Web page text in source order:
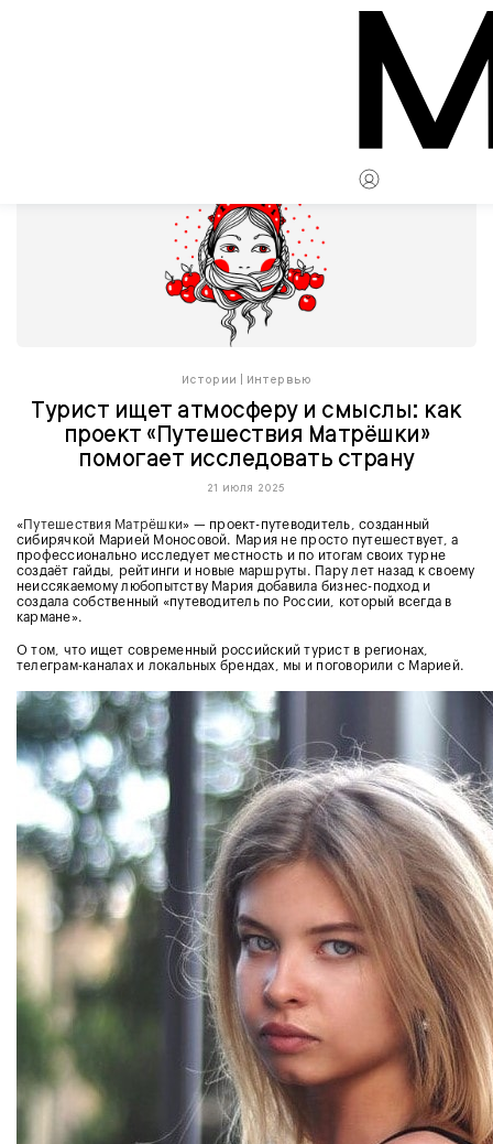
Истории Интервью
Турист ищет атмосферу и смыслы: как
проект «Путешествия Матрёшки»
помогает исследовать страну
21 июля 2025
«Путешествия Матрёшки» — проект-путеводитель, созданный
сибирячкой Марией Моносовой. Мария не просто путешествует, а
профессионально исследует местность и по итогам своих турне
создаёт гайды, рейтинги и новые маршруты. Пару лет назад к своему
неиссякаемому любопытству Мария добавила бизнес-подход и
создала собственный «путеводитель по России, который всегда в
кармане».
О том, что ищет современный российский турист в регионах,
телеграм-каналах и локальных брендах, мы и поговорили с Марией.